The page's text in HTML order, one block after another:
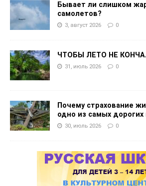
Бывает ли слишком
самолетов?
3, август 2026 0
ЧТОБЫ ЛЕТО НЕ
31, июль 2026 0
Почему страхование
одно из самых дорогих
30, июль 2026 0